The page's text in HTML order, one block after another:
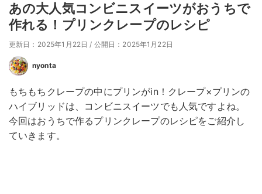
あの大人気コンビニスイーツがおうちで
作れる！プリンクレープのレシピ
更新日：2025年1月22日 / 公開日：2025年1月22日
nyonta
もちもちクレープの中にプリンがin！クレープ×プリンの
ハイブリッドは、コンビニスイーツでも人気ですよね。
今回はおうちで作るプリンクレープのレシピをご紹介し
ていきます。